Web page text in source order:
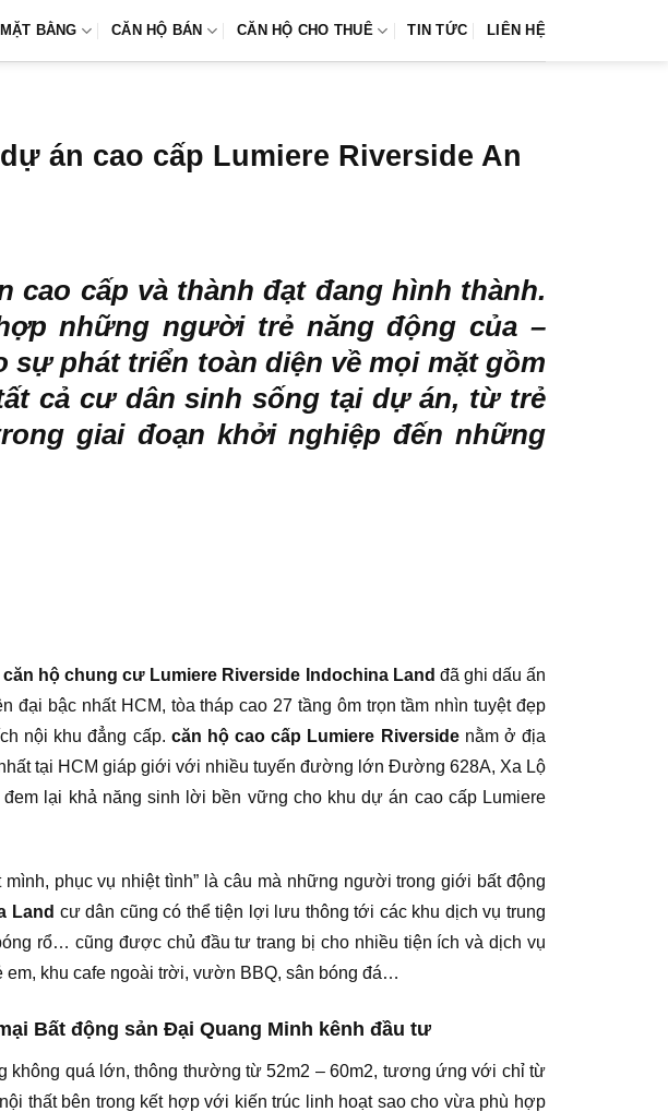
MẶT BẰNG CĂN HỘ BÁN CĂN HỘ CHO THUÊ TIN TỨC LIÊN HỆ
án cao cấp Lumiere Riverside An
cao cấp và thành đạt đang hình thành.
những người trẻ năng động của –
phát triển toàn diện về mọi mặt gồm
cả cư dân sinh sống tại dự án, từ trẻ
giai đoạn khởi nghiệp đến những
căn hộ chung cư Lumiere Riverside Indochina Land đã ghi dấu ấn
đại bậc nhất HCM, tòa tháp cao 27 tầng ôm trọn tầm nhìn tuyệt đẹp
nội khu đẳng cấp. căn hộ cao cấp Lumiere Riversidenằm ở địa
tại HCM giáp giới với nhiều tuyến đường lớn Đường 628A, Xa Lộ
lại khả năng sinh lời bền vững cho khu dự án cao cấp Lumiere
phục vụ nhiệt tình” là câu mà những người trong giới bất động
Land cư dân cũng có thể tiện lợi lưu thông tới các khu dịch vụ trung
rổ… cũng được chủ đầu tư trang bị cho nhiều tiện ích và dịch vụ
khu cafe ngoài trời, vườn BBQ, sân bóng đá…
Bất động sản Đại Quang Minh kênh đầu tư
quá lớn, thông thường từ 52m2 – 60m2, tương ứng với chỉ từ
thất bên trong kết hợp với kiến trúc linh hoạt sao cho vừa phù hợp